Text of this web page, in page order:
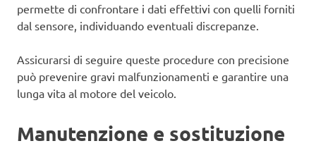
permette di confrontare i dati effettivi con quelli forniti
dal sensore, individuando eventuali discrepanze.
Assicurarsi di seguire queste procedure con precisione
può prevenire gravi malfunzionamenti e garantire una
lunga vita al motore del veicolo.
Manutenzione e sostituzione